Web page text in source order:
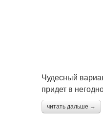
Чудесный
придет в
читать дальше →